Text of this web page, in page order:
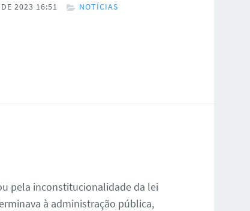
2023 16:51 NOTÍCIAS
pela inconstitucionalidade da lei
à administração pública,